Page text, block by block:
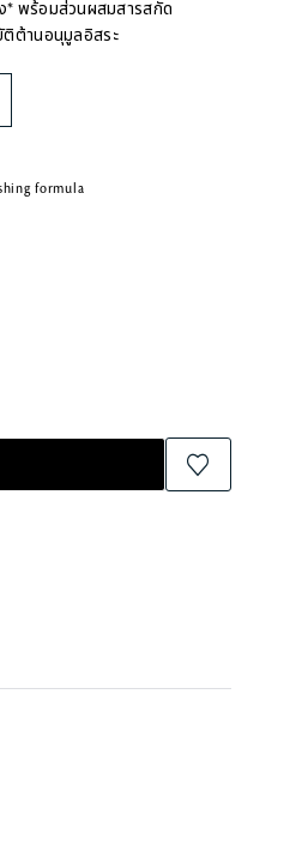
* พร้อมส่วนผสมสารสกัด
ติต้านอนุมูลอิสระ
formula